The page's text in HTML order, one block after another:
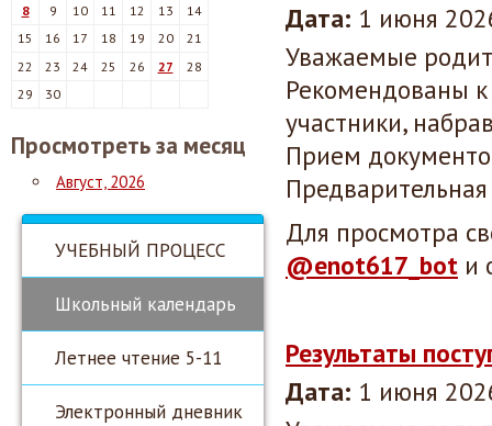
8
9 10 11 12 13
14
15
16 17 18 19 20
21
22
23 24 25 26 27
28
29
30
Просмотреть за месяц
Август, 2026
УЧЕБНЫЙ ПРОЦЕСС
Школьный календарь
Летнее чтение 5-11
Электронный дневник
Дата: 1 июня
Уважаемые
Рекомендованы
участники,
Прием
Для просмотра
@enot617_bot и
Результаты
Дата: 1 июня